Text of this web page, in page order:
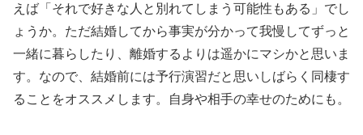
えば「それで好きな人と別れてしまう可能性もある」でし
ょうか。ただ結婚してから事実が分かって我慢してずっと
一緒に暮らしたり、離婚するよりは遥かにマシかと思いま
す。なので、結婚前には予行演習だと思いしばらく同棲す
ることをオススメします。自身や相手の幸せのためにも。